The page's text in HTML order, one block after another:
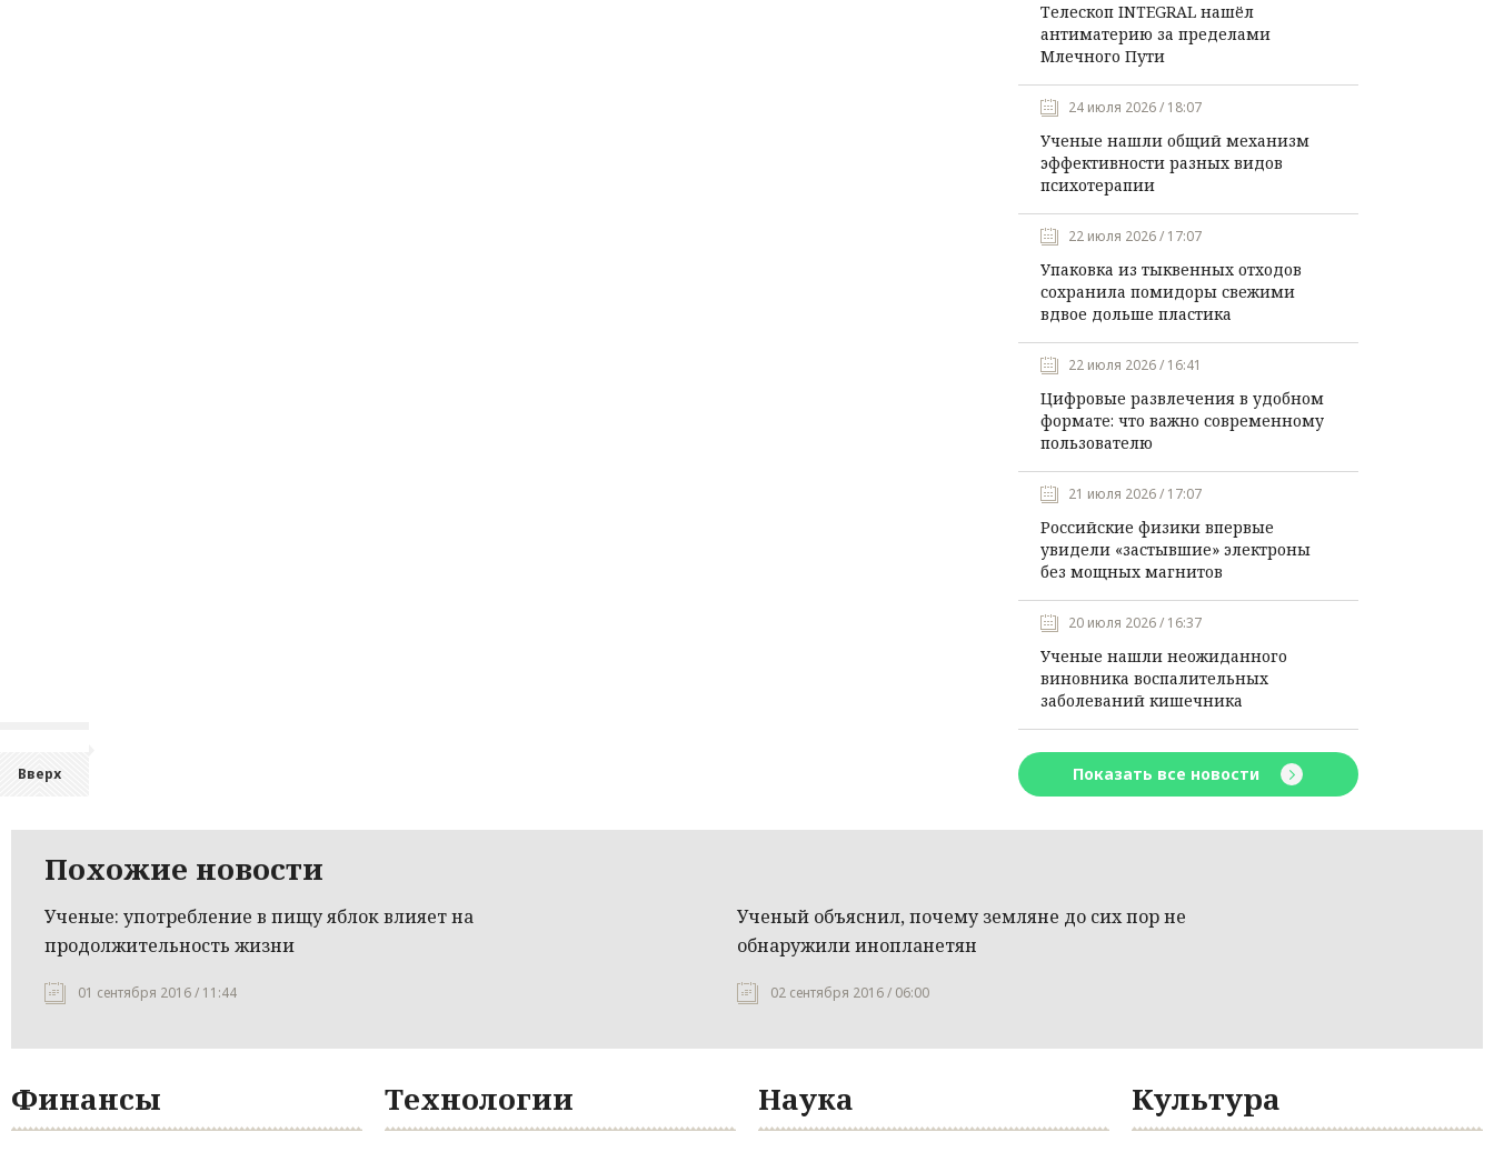
Вверх
Телескоп INTEGRAL нашёл
антиматерию за пределами
Млечного Пути
24 июля 2026 / 18:07
Ученые нашли общий механизм
эффективности разных видов
психотерапии
22 июля 2026 / 17:07
Упаковка из тыквенных отходов
сохранила помидоры свежими
вдвое дольше пластика
22 июля 2026 / 16:41
Цифровые развлечения в удобном
формате: что важно современному
пользователю
21 июля 2026 / 17:07
Российские физики впервые
увидели «застывшие» электроны
без мощных магнитов
20 июля 2026 / 16:37
Ученые нашли неожиданного
виновника воспалительных
заболеваний кишечника
Показать все новости
Похожие новости
Ученые: употребление в пищу яблок влияет на
продолжительность жизни
01 сентября 2016 / 11:44
Ученый объяснил, почему земляне до сих пор не
обнаружили инопланетян
02 сентября 2016 / 06:00
Финансы Технологии Наука Культура